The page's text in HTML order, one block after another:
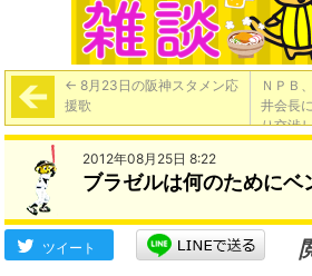
← 8月23日の阪神スタメン応
援歌
ＮＰＢ
井会長
り交渉
2012年08月25日 8:22
ブラゼルは何のためにベ
ツイート